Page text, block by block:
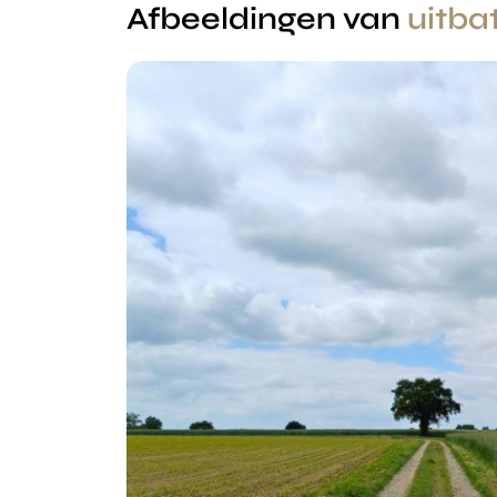
Afbeeldingen van